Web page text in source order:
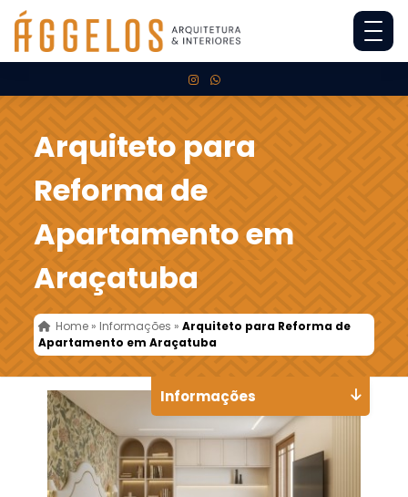
Arquiteto para
Reforma de
Apartamento em
Araçatuba
Home » Informações »Arquiteto para Reforma de
Apartamento em Araçatuba
Informações